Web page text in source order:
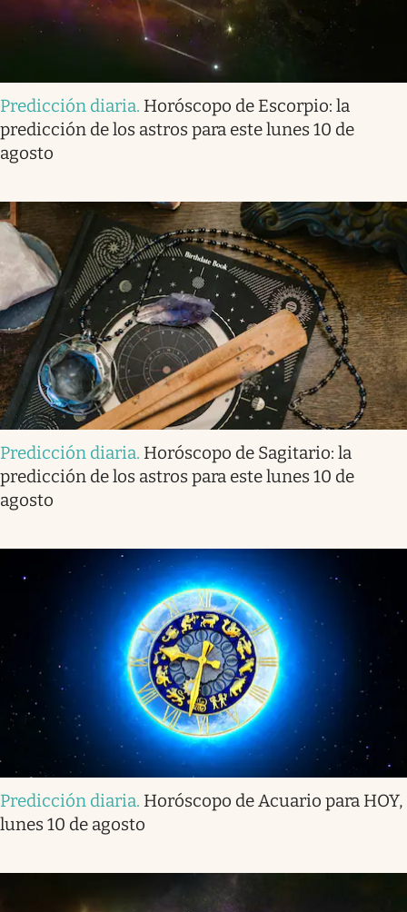
Predicción diaria. Horóscopo de Escorpio: la
predicción de los astros para este lunes 10 de
agosto
Predicción diaria. Horóscopo de Sagitario: la
predicción de los astros para este lunes 10 de
agosto
Predicción diaria. Horóscopo de Acuario para HOY,
lunes 10 de agosto